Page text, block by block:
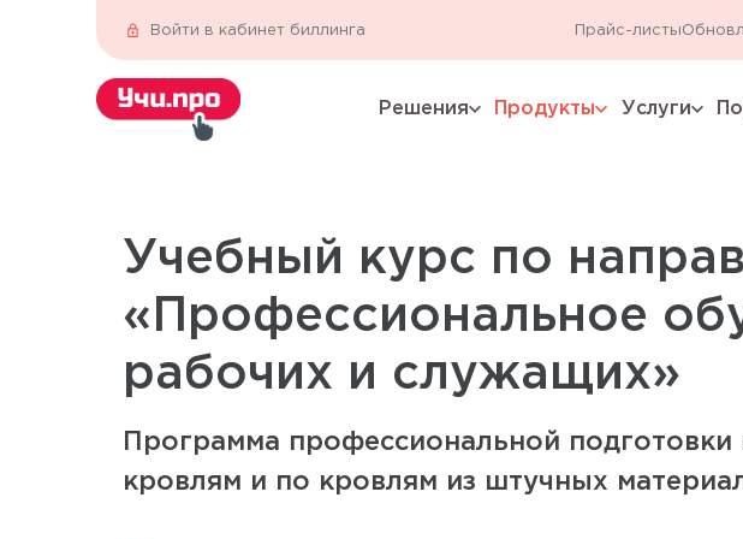
Войти в кабинет биллинга Прайс-листы
Решенияexpand_more Продуктыexpand_more Услугиexpand_more
Учебный курс по
«Профессиональное
рабочих и служащих»
Программа профессиональной
кровлям и по кровлям из штучных